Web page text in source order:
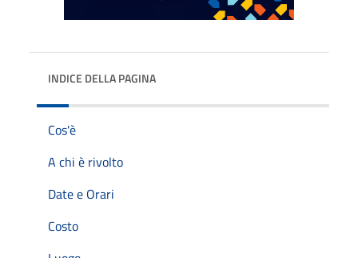
INDICE DELLA PAGINA
Cos'è
A chi è rivolto
Date e Orari
Costo